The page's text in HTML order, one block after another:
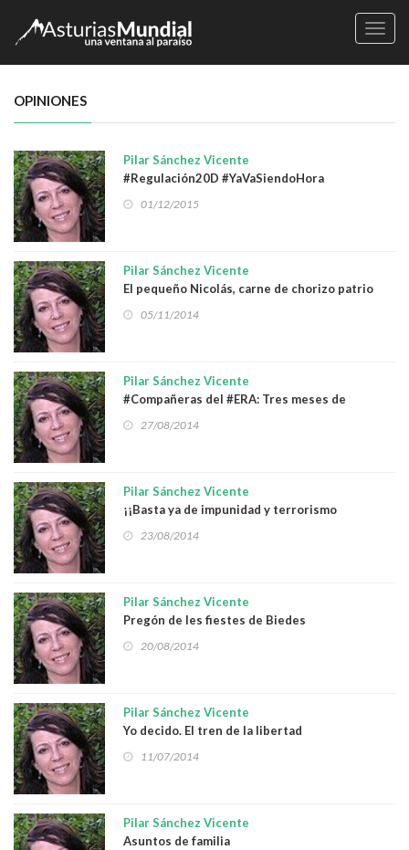
OPINIONES
Pilar Sánchez Vicente
#Regulación20D #YaVaSiendoHora
01/12/2015
Pilar Sánchez Vicente
El pequeño Nicolás, carne de chorizo patrio
05/11/2014
Pilar Sánchez Vicente
#Compañeras del #ERA: Tres meses de
encierro y machismo público
27/08/2014
Pilar Sánchez Vicente
¡¡Basta ya de impunidad y terrorismo
machista!!
23/08/2014
Pilar Sánchez Vicente
Pregón de les fiestes de Biedes
20/08/2014
Pilar Sánchez Vicente
Yo decido. El tren de la libertad
11/07/2014
Pilar Sánchez Vicente
Asuntos de familia